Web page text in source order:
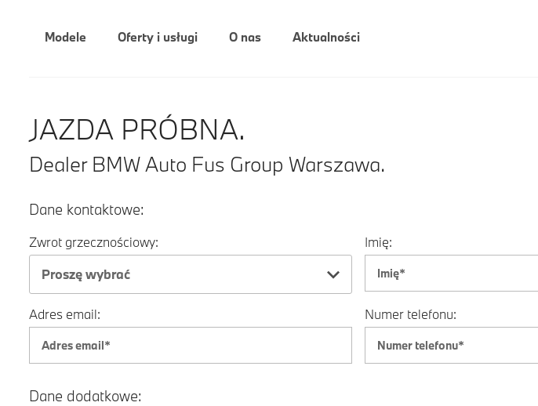
Modele Oferty i usługi O nas Aktualności
JAZDA PRÓBNA.
Dealer BMW Auto Fus Group Warszawa.
Dane kontaktowe:
Zwrot grzecznościowy:
Proszę wybrać
Imię:
Adres email: Numer telefonu:
Dane dodatkowe: